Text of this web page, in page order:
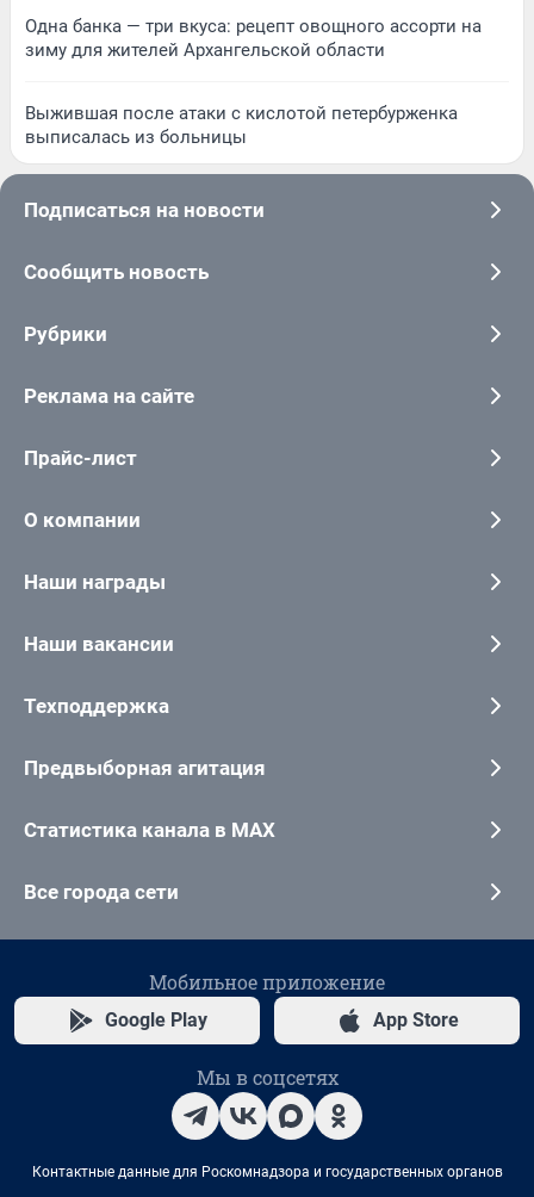
Одна банка — три вкуса: рецепт овощного ассорти на
зиму для жителей Архангельской области
Выжившая после атаки с кислотой петербурженка
выписалась из больницы
Подписаться на новости
Сообщить новость
Рубрики
Реклама на сайте
Прайс-лист
О компании
Наши награды
Наши вакансии
Техподдержка
Предвыборная агитация
Статистика канала в MAX
Все города сети
Мобильное приложение
Google Play App Store
Мы в соцсетях
Контактные данные для Роскомнадзора и государственных органов